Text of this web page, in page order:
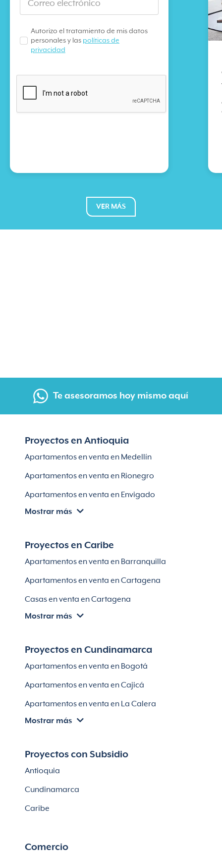
VER MÁS
Autorizo el tratamiento de mis datos
personales y las políticas de
privacidad
Te asesoramos hoy mismo aquí
Proyectos en Antioquia
Apartamentos en venta en Medellín
Apartamentos en venta en Rionegro
Apartamentos en venta en Envigado
Apartamentos en venta en Itagüí
Apartamentos en venta en Bello
Mostrar más
Proyectos en Caribe
Apartamentos en venta en Barranquilla
Apartamentos en venta en Cartagena
Casas en venta en Cartagena
Villas en Cartagena
Apartamentos en venta en Soledad
Mostrar más
Proyectos en Cundinamarca
Apartamentos en venta en Bogotá
Apartamentos en venta en Cajicá
Apartamentos en venta en La Calera
Apartamentos en venta en Chía
Casas en Cajicá
Mostrar más
Proyectos con Subsidio
Antioquia
Cundinamarca
Caribe
Comercio